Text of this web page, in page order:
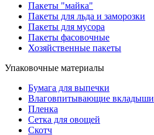
Пакеты "майка"
Пакеты для льда и заморозки
Пакеты для мусора
Пакеты фасовочные
Хозяйственные пакеты
Упаковочные материалы
Бумага для выпечки
Влаговпитывающие вкладыши
Пленка
Сетка для овощей
Скотч